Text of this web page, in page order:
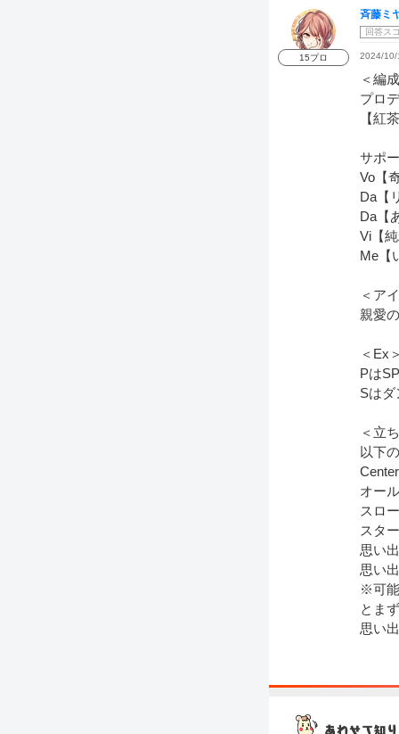
15プロ
斉藤ミ
回答ス
2024/10/
＜編
プロ
【紅
サポ
Vo【
Da【
Da【
Vi【
Me【
＜ア
親愛
＜Ex
Pは
Sはダ
＜立
以下
オー
スロ
スタ
思い
思い
※可
とま
思い